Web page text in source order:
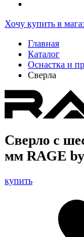
Хочу купить в
Главная
Каталог
Оснастка и
Сверла
Сверло с
мм RAGE
купить